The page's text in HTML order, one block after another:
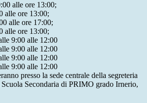
alle ore 13:00;
alle ore 13:00;
alle ore 17:00;
alle ore 13:00;
9:00 alle 12:00
9:00 alle 12:00
9:00 alle 12:00
9:00 alle 12:00
presso la sede centrale della segreteria
Scuola Secondaria di PRIMO grado Irnerio,